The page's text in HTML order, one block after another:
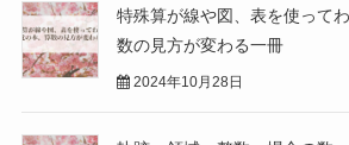
特殊算が線や図、表を使って
数の見方が変わる一冊
2024年10月28日